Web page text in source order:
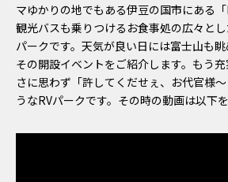
マゆかりの地でもある伊豆の国市にある「
観光バスも乗りつけるお食事処の広々と
パークです。天気が良い日には富士山も眺
その開設イベントをご紹介します。もう
さに思わず「許してくだせぇ、お代官様
うなRVパークです。その時の動画は以下